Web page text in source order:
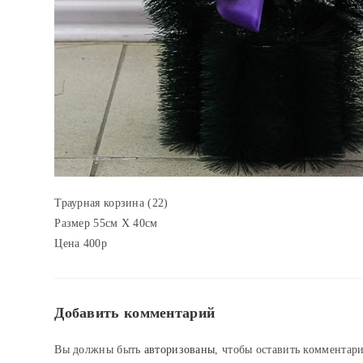
Траурная корзина (22)
Размер 55см Х 40см
Цена 400р
Добавить комментарий
Вы должны быть авторизованы, чтобы оставить